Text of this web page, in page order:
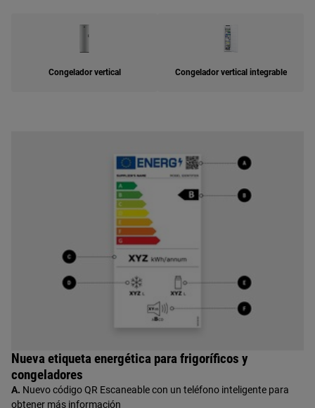
Congelador vertical Congelador vertical integrable
Nueva etiqueta energética para frigoríficos y
congeladores
A. Nuevo código QR Escaneable con un teléfono inteligente para
obtener más información